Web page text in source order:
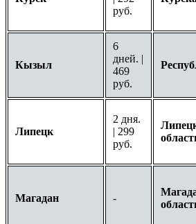
руб.
Кызыл
6
дней. |
469
руб.
Липецк
2 дня.
| 299
руб.
Магадан -